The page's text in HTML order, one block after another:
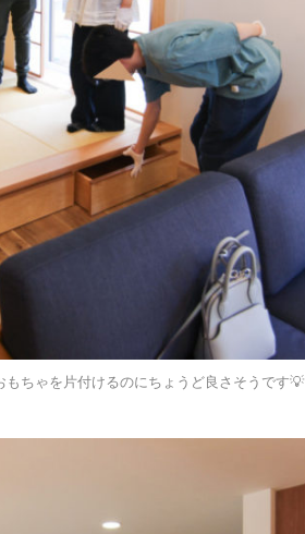
ちゃを片付けるのにちょうど良さそうです💡